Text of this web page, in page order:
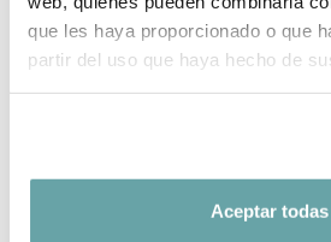
que les haya proporcionado o que
partir del uso que haya hecho de
Aceptar todas
OTHER CUSTOMERS